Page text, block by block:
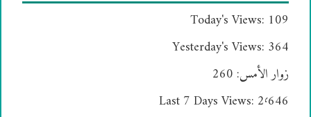
Today's Views: 109
Yesterday's Views: 364
زوار الأمس: 260
Last 7 Days Views: 2٬646